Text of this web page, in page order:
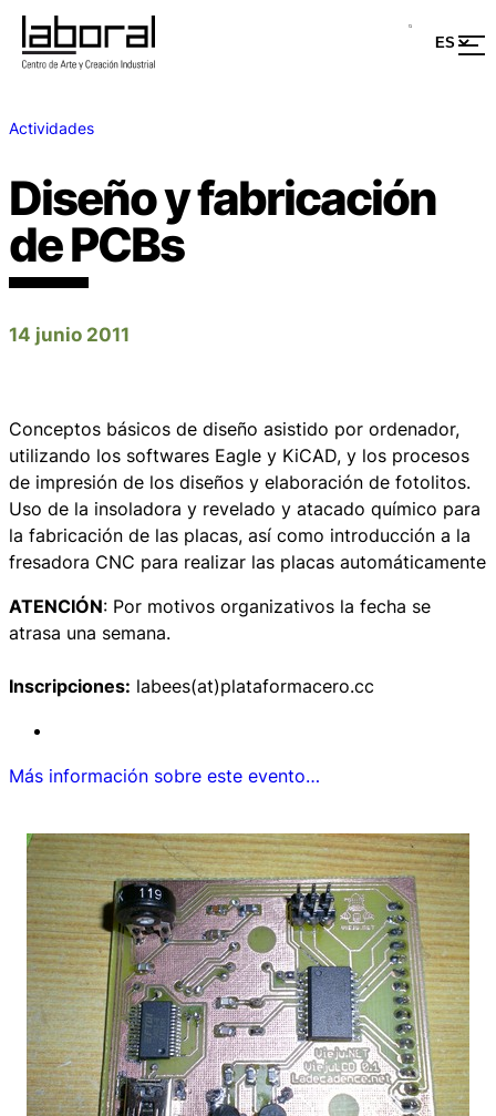
Actividades
Diseño y fabricación
de PCBs
14 junio 2011
Conceptos básicos de diseño asistido por ordenador,
utilizando los softwares Eagle y KiCAD, y los procesos
de impresión de los diseños y elaboración de fotolitos.
Uso de la insoladora y revelado y atacado químico para
la fabricación de las placas, así como introducción a la
fresadora CNC para realizar las placas automáticamente
ATENCIÓN: Por motivos organizativos la fecha se
atrasa una semana.
Inscripciones: labees(at)plataformacero.cc
Más información sobre este evento…